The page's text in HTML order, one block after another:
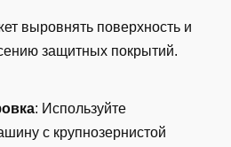
выровнять поверхность и
защитных покрытий.
: Используйте
с крупнозернистой